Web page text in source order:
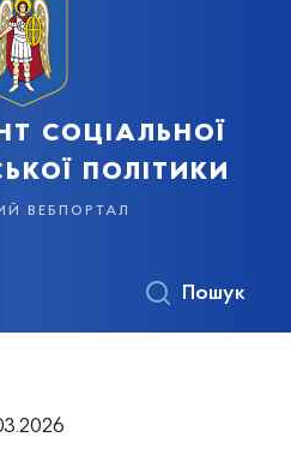
соціальної
політики
вебпортал
Пошук